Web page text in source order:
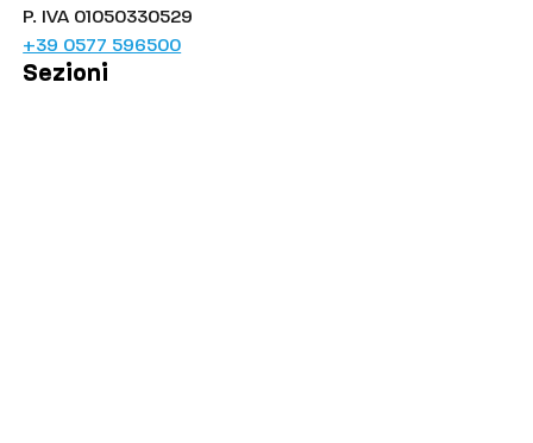
P. IVA 01050330529
+39 0577 596500
Sezioni